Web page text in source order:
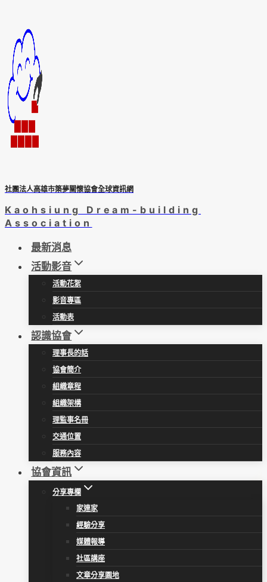
content
社團法人高雄市築夢關懷協會全球資訊網
Kaohsiung Dream-building
Association
最新消息
活動影音
活動花絮
影音專區
活動表
認識協會
理事長的話
協會簡介
組織章程
組織架構
理監事名冊
交通位置
服務內容
協會資訊
分享專欄
家連家
經驗分享
媒體報導
社區講座
文章分享園地